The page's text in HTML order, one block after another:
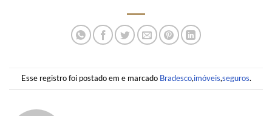
Esse registro foi postado em e marcado Bradesco,imóveis,seguros.